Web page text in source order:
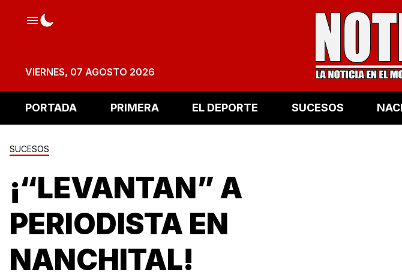
VIERNES, 07 AGOSTO 2026
PORTADA PRIMERA EL DEPORTE SUCESOS
SUCESOS
¡“LEVANTAN” A
PERIODISTA EN
NANCHITAL!